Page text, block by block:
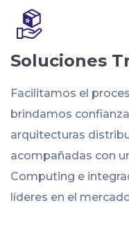
Soluciones
Facilitamos el
brindamos
arquitecturas
acompañadas con
Computing e
líderes en el